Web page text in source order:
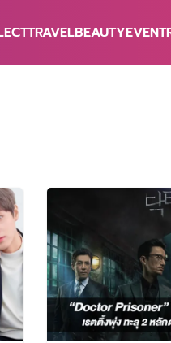
TRAVELBEAUTYEVENT